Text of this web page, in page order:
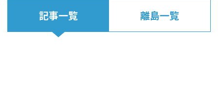
記事一覧 離島一覧